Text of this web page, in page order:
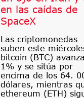
en las caídas de
SpaceX
Las criptomonedas
suben este
bitcoin (BTC)
1% y se sitúa por
encima de los 64.
dólares, mientras
ethereum (ETH)